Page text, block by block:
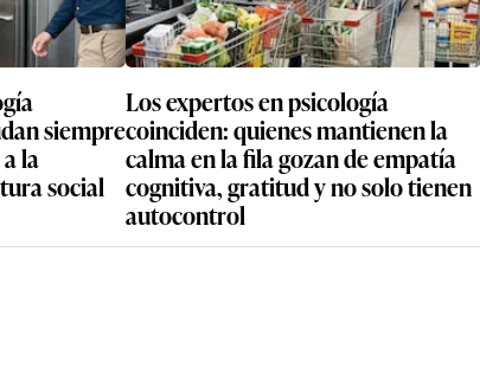
siempre
la
social
Los expertos en psicología
coinciden: quienes mantienen la
calma en la fila gozan de empatía
cognitiva, gratitud y no solo tienen
autocontrol